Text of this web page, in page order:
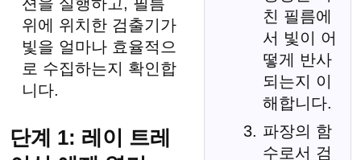
친 필름에
서 빛이 어
떻게 반사
되는지 이
해합니다.
파장의 함
수로서 검
위에 위치한 검출기가
빛을 얼마나 효율적으
로 수집하는지 확인합
니다.
단계 1: 레이 트레